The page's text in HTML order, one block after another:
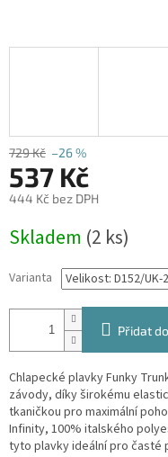
729 Kč –26 %
537 Kč
444 Kč bez DPH
cena:
Skladem (2 ks)
Varianta
Přidat
Chlapecké plavky Funky
závody, díky širokému
tkaničkou pro maximální
Infinity, 100% italského
tyto plavky ideální pro časté